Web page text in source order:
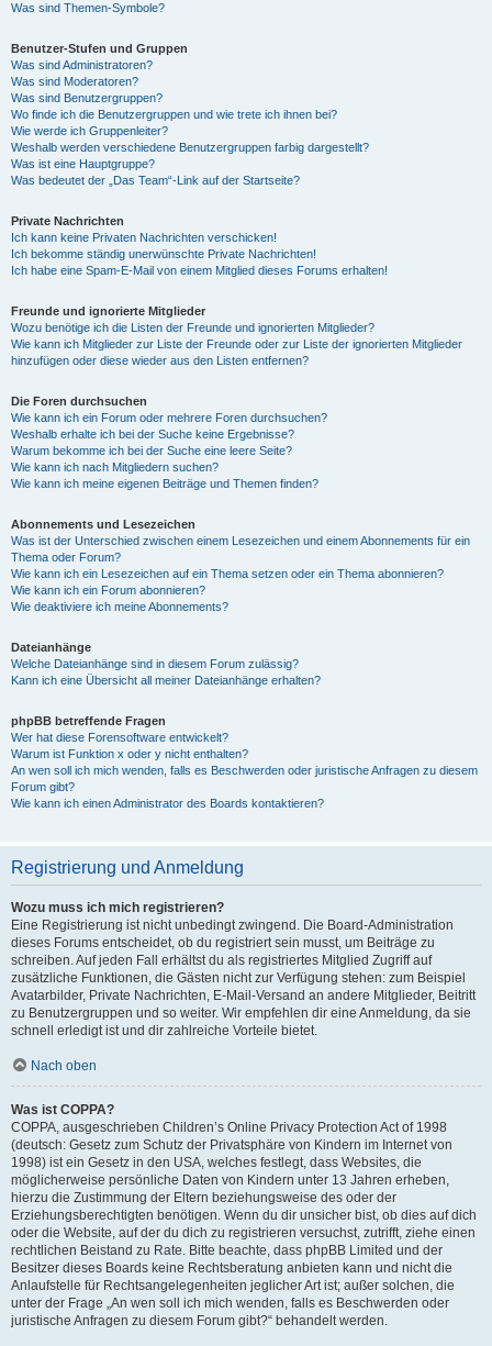
Was sind Themen-Symbole?
Benutzer-Stufen und Gruppen
Was sind Administratoren?
Was sind Moderatoren?
Was sind Benutzergruppen?
Wo finde ich die Benutzergruppen und wie trete ich ihnen bei?
Wie werde ich Gruppenleiter?
Weshalb werden verschiedene Benutzergruppen farbig dargestellt?
Was ist eine Hauptgruppe?
Was bedeutet der „Das Team“-Link auf der Startseite?
Private Nachrichten
Ich kann keine Privaten Nachrichten verschicken!
Ich bekomme ständig unerwünschte Private Nachrichten!
Ich habe eine Spam-E-Mail von einem Mitglied dieses Forums erhalten!
Freunde und ignorierte Mitglieder
Wozu benötige ich die Listen der Freunde und ignorierten Mitglieder?
Wie kann ich Mitglieder zur Liste der Freunde oder zur Liste der ignorierten Mitglieder
hinzufügen oder diese wieder aus den Listen entfernen?
Die Foren durchsuchen
Wie kann ich ein Forum oder mehrere Foren durchsuchen?
Weshalb erhalte ich bei der Suche keine Ergebnisse?
Warum bekomme ich bei der Suche eine leere Seite?
Wie kann ich nach Mitgliedern suchen?
Wie kann ich meine eigenen Beiträge und Themen finden?
Abonnements und Lesezeichen
Was ist der Unterschied zwischen einem Lesezeichen und einem Abonnements für ein
Thema oder Forum?
Wie kann ich ein Lesezeichen auf ein Thema setzen oder ein Thema abonnieren?
Wie kann ich ein Forum abonnieren?
Wie deaktiviere ich meine Abonnements?
Dateianhänge
Welche Dateianhänge sind in diesem Forum zulässig?
Kann ich eine Übersicht all meiner Dateianhänge erhalten?
phpBB betreffende Fragen
Wer hat diese Forensoftware entwickelt?
Warum ist Funktion x oder y nicht enthalten?
An wen soll ich mich wenden, falls es Beschwerden oder juristische Anfragen zu diesem
Forum gibt?
Wie kann ich einen Administrator des Boards kontaktieren?
Registrierung und Anmeldung
Wozu muss ich mich registrieren?
Eine Registrierung ist nicht unbedingt zwingend. Die Board-Administration
dieses Forums entscheidet, ob du registriert sein musst, um Beiträge zu
schreiben. Auf jeden Fall erhältst du als registriertes Mitglied Zugriff auf
zusätzliche Funktionen, die Gästen nicht zur Verfügung stehen: zum Beispiel
Avatarbilder, Private Nachrichten, E-Mail-Versand an andere Mitglieder, Beitritt
zu Benutzergruppen und so weiter. Wir empfehlen dir eine Anmeldung, da sie
schnell erledigt ist und dir zahlreiche Vorteile bietet.
Nach oben
Was ist COPPA?
COPPA, ausgeschrieben Children’s Online Privacy Protection Act of 1998
(deutsch: Gesetz zum Schutz der Privatsphäre von Kindern im Internet von
1998) ist ein Gesetz in den USA, welches festlegt, dass Websites, die
möglicherweise persönliche Daten von Kindern unter 13 Jahren erheben,
hierzu die Zustimmung der Eltern beziehungsweise des oder der
Erziehungsberechtigten benötigen. Wenn du dir unsicher bist, ob dies auf dich
oder die Website, auf der du dich zu registrieren versuchst, zutrifft, ziehe einen
rechtlichen Beistand zu Rate. Bitte beachte, dass phpBB Limited und der
Besitzer dieses Boards keine Rechtsberatung anbieten kann und nicht die
Anlaufstelle für Rechtsangelegenheiten jeglicher Art ist; außer solchen, die
unter der Frage „An wen soll ich mich wenden, falls es Beschwerden oder
juristische Anfragen zu diesem Forum gibt?“ behandelt werden.